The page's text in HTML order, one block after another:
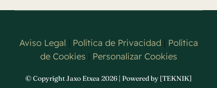
Aviso Legal Política de Privacidad
Política
de Cookies
Personalizar Cookies
© Copyright Jaxo Etxea 2026 | Powered by [TEKNIK]